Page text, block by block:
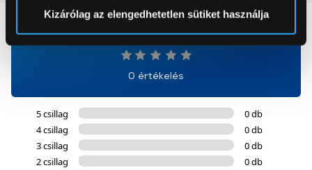
Sütinyilatkozathoz való hozzájárulását.
okat használ, melyeket az Ön gépén tárol a rendszer. A
cookie-k személyazonosítására nem alkalmasak,
használatával Ön elfogadja a cookie-k használatát.
További információk:ÁSZFésAdatvédelem
Kizárólag az elengedhetetlen sütiket használja
0
0 értékelés
5 csillag
0 db
4 csillag
0 db
3 csillag
0 db
2 csillag
0 db